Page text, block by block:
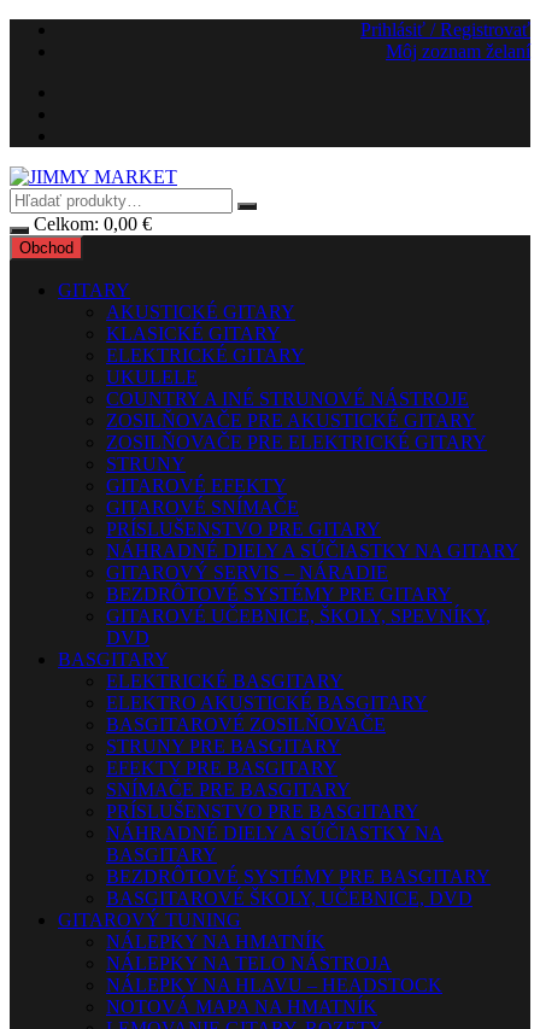
Preskočiť
Prihlásiť / Registrovať
Môj zoznam želaní
Celkom: 0,00 €
Obchod
GITARY
AKUSTICKÉ GITARY
KLASICKÉ GITARY
ELEKTRICKÉ GITARY
UKULELE
COUNTRY A INÉ STRUNOVÉ NÁSTROJE
ZOSILŇOVAČE PRE AKUSTICKÉ GITARY
ZOSILŇOVAČE PRE ELEKTRICKÉ GITARY
STRUNY
GITAROVÉ EFEKTY
GITAROVÉ SNÍMAČE
PRÍSLUŠENSTVO PRE GITARY
NÁHRADNÉ DIELY A SÚČIASTKY NA GITARY
GITAROVÝ SERVIS – NÁRADIE
BEZDRÔTOVÉ SYSTÉMY PRE GITARY
GITAROVÉ UČEBNICE, ŠKOLY, SPEVNÍKY,
DVD
BASGITARY
ELEKTRICKÉ BASGITARY
ELEKTRO AKUSTICKÉ BASGITARY
BASGITAROVÉ ZOSILŇOVAČE
STRUNY PRE BASGITARY
EFEKTY PRE BASGITARY
SNÍMAČE PRE BASGITARY
PRÍSLUŠENSTVO PRE BASGITARY
NÁHRADNÉ DIELY A SÚČIASTKY NA
BASGITARY
BEZDRÔTOVÉ SYSTÉMY PRE BASGITARY
BASGITAROVÉ ŠKOLY, UČEBNICE, DVD
GITAROVÝ TUNING
NÁLEPKY NA HMATNÍK
NÁLEPKY NA TELO NÁSTROJA
NÁLEPKY NA HLAVU – HEADSTOCK
NOTOVÁ MAPA NA HMATNÍK